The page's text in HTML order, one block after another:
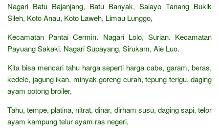
Nagari Batu Bajanjang, Batu Banyak, Salayo Tanang Bukik
Sileh, Koto Anau, Koto Laweh, Limau Lunggo,
Kecamatan Pantai Cermin. Nagari Lolo, Surian. Kecamatan
Payuang Sakaki. Nagari Supayang, Sirukam, Aie Luo.
Kita bisa mencari tahu harga seperti harga cabe, garam, beras,
kedele, jagung ikan, minyak goreng curah, tepung terigu, daging
ayam potong broiler,
Tahu, tempe, platina, nitrat, dinar, dirham susu, daging sapi, telor
ayam kampung telur ayam ras negeri,